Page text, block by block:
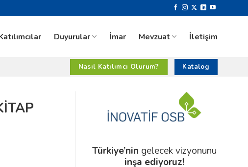
Duyurular İmar Mevzuat İletişim
Nasıl Katılımcı Olurum? Katalog
Türkiye’nin gelecek vizyonunu
inşa ediyoruz!